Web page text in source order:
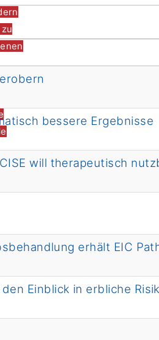
bessere Ergebnisse
will therapeutisch
erhält EIC
Einblick in erbliche